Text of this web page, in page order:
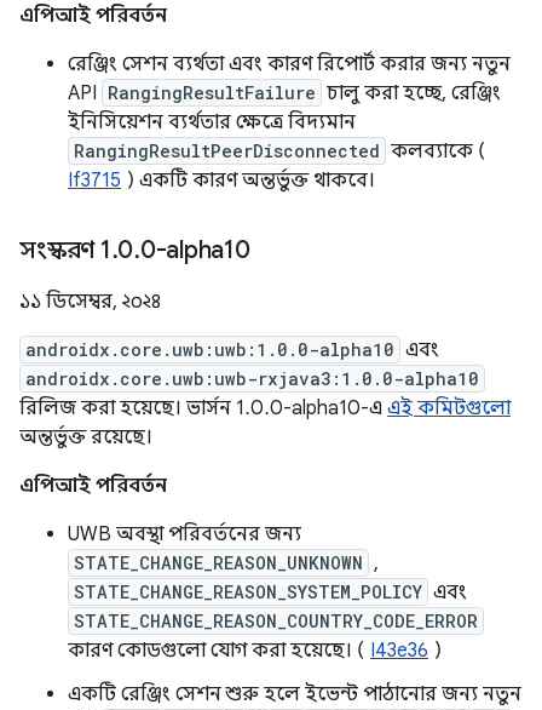
এপিআই পরিবর্তন
রেঞ্জিং সেশন ব্যর্থতা এবং কারণ রিপোর্ট করার জন্য নতুন
API RangingResultFailure চালু করা হচ্ছে, রেঞ্জিং
ইনিসিয়েশন ব্যর্থতার ক্ষেত্রে বিদ্যমান
RangingResultPeerDisconnected কলব্যাকে (
If3715 ) একটি কারণ অন্তর্ভুক্ত থাকবে।
সংস্করণ 1.0.0-alpha10
১১ ডিসেম্বর, ২০২৪
androidx.core.uwb:uwb:1.0.0-alpha10 এবং
androidx.core.uwb:uwb-rxjava3:1.0.0-alpha10
রিলিজ করা হয়েছে। ভার্সন 1.0.0-alpha10-এ এই কমিটগুলো
অন্তর্ভুক্ত রয়েছে।
এপিআই পরিবর্তন
UWB অবস্থা পরিবর্তনের জন্য
STATE_CHANGE_REASON_UNKNOWN ,
STATE_CHANGE_REASON_SYSTEM_POLICY এবং
STATE_CHANGE_REASON_COUNTRY_CODE_ERROR
কারণ কোডগুলো যোগ করা হয়েছে। ( I43e36 )
একটি রেঞ্জিং সেশন শুরু হলে ইভেন্ট পাঠানোর জন্য নতুন